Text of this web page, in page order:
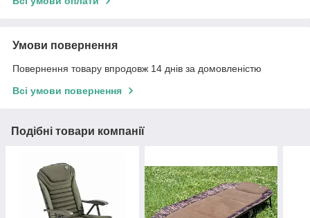
Умови повернення
Повернення товару впродовж 14 днів за домовленістю
Всі умови повернення
Подібні товари компанії